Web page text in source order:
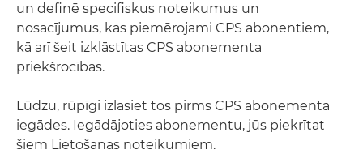
un definē specifiskus noteikumus un
nosacījumus, kas piemērojami CPS abonentiem,
kā arī šeit izklāstītas CPS abonementa
priekšrocības.
Lūdzu, rūpīgi izlasiet tos pirms CPS abonementa
iegādes. Iegādājoties abonementu, jūs piekrītat
šiem Lietošanas noteikumiem.